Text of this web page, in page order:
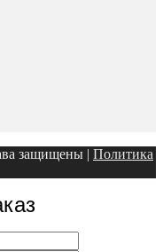
защищены | Политика